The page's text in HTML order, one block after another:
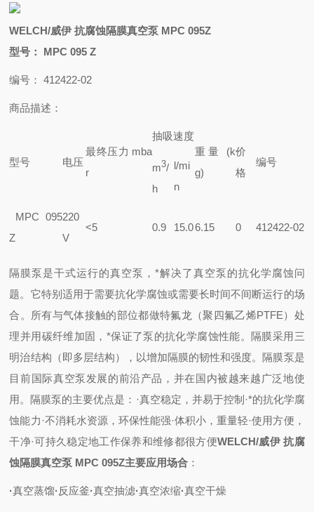
WELCH/威伊 抗腐蚀隔膜真空泵 MPC 095Z
型号： MPC 095 Z
编号： 412422-02
商品描述：
型号 电压
最终压力 mba
r
抽吸速度
重量 (k
g)
价
格
编号
m3/
h
l/mi
n
MPC 095
Z
220
V
<5 0.9 15.06.15 0 412422-02
隔膜泵是干式运行的真空泵，*解决了真空泵的抗化学腐蚀问
题。它特别适用于需要抗化学腐蚀或需要长时间不间断运行的场
合。所有与气体接触的部位都做特氟龙（聚四氟乙烯PTFE）处
理并用碳纤维加固，*保证了泵的抗化学腐蚀性能。隔膜采用三
明治结构（即多层结构），以增加隔膜的韧性和强度。隔膜泵是
目前国际真空泵发展的前沿产品，并在国内被越来越广泛地使
用。隔膜泵的主要优点是 ： ·真空稳定，并易于控制 ·*的抗化学腐
蚀能力·不消耗水资源，环保性能强·体积小，重量轻·使用方便，
干净·可持久稳定地工作保养和维修都很方便WELCH/威伊 抗腐
蚀隔膜真空泵 MPC 095Z主要应用场合 ：
·真空蒸馏· 反应釜·真空抽滤·真空浓缩·真空干燥